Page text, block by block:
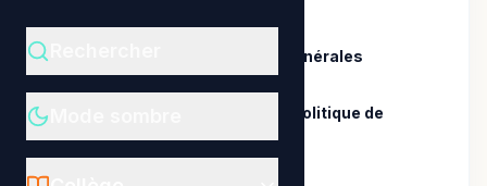
Conditions Générales
d'Utilisation.
politique de